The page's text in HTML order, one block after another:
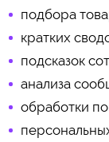
подбора
кратких
подсказок
анализа
обработки